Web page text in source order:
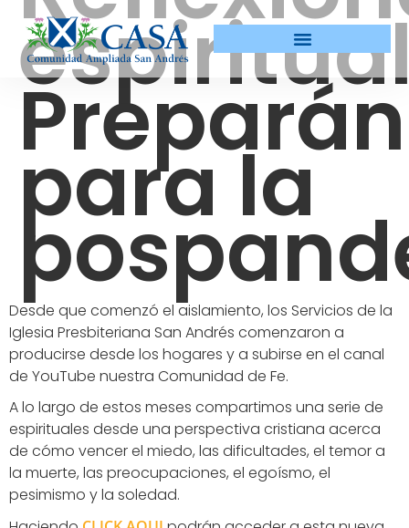
para la
Desde que comenzó el aislamiento, los Servicios de la
Iglesia Presbiteriana San Andrés comenzaron a
producirse desde los hogares y a subirse en el canal
de YouTube nuestra Comunidad de Fe.
A lo largo de estos meses compartimos una serie de
espirituales desde una perspectiva cristiana acerca
de cómo vencer el miedo, las dificultades, el temor a
la muerte, las preocupaciones, el egoísmo, el
pesimismo y la soledad.